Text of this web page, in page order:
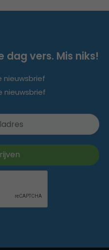
dag vers. Mis niks!
nieuwsbrief
nieuwsbrief